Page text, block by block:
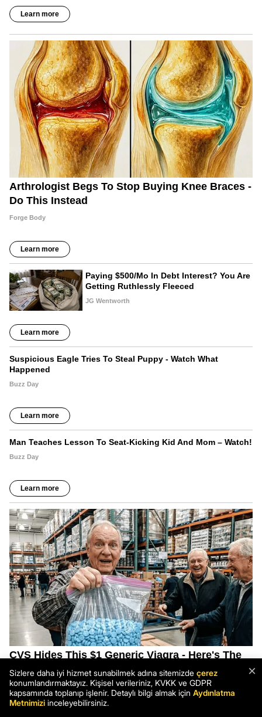
×
Sizlere daha iyi hizmet sunabilmek adına sitemizde çerez
konumlandırmaktayız. Kişisel verileriniz, KVKK ve GDPR
kapsamında toplanıp işlenir. Detaylı bilgi almak için Aydınlatma
Metnimizi inceleyebilirsiniz.